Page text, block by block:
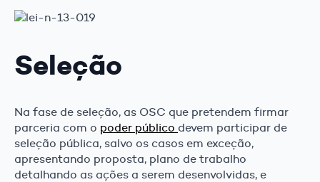
Seleção
Na fase de seleção, as OSC que pretendem firmar
parceria com o poder público devem participar de
seleção pública, salvo os casos em exceção,
apresentando proposta, plano de trabalho
detalhando as ações a serem desenvolvidas, e